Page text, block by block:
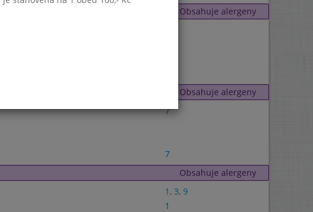
Obsahuje alergeny
Obsahuje alergeny
7
7
Obsahuje alergeny
1 , 3, 9
1